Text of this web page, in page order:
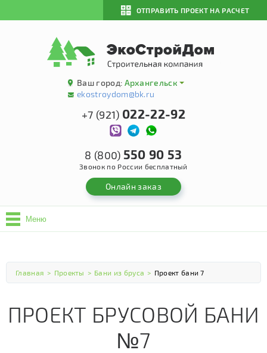
ОТПРАВИТЬ ПРОЕКТ НА РАСЧЕТ
Ваш город: Архангельск
ekostroydom@bk.ru
+7 (921) 022-22-92
8 (800) 550 90 53
Звонок по России бесплатный
Онлайн заказ
Меню
Главная > Проекты > Бани из бруса > Проект бани 7
ПРОЕКТ БРУСОВОЙ БАНИ
№7